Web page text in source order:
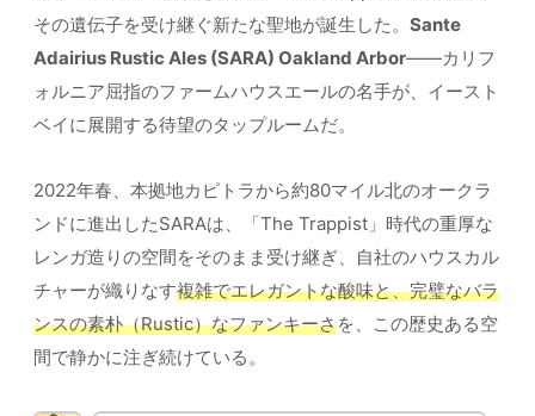
その遺伝子を受け継ぐ新たな聖地が誕生した。 Sante
Adairius Rustic Ales (SARA) Oakland Arbor——カリフ
ォルニア屈指のファームハウスエールの名手が、イースト
ベイに展開する待望のタップルームだ。
2022年春、本拠地カピトラから約80マイル北のオークラ
ンドに進出したSARAは、「The Trappist」時代の重厚な
レンガ造りの空間をそのまま受け継ぎ、自社のハウスカル
チャーが織りなす複雑でエレガントな酸味と、完璧なバラ
ンスの素朴（Rustic）なファンキーさを、この歴史ある空
間で静かに注ぎ続けている。